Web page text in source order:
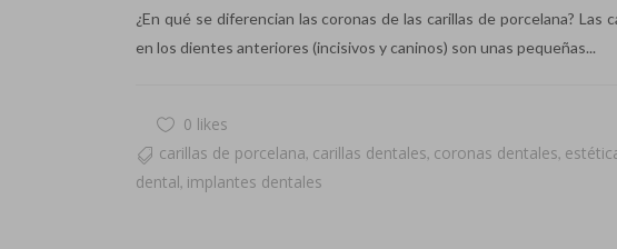
¿En qué se diferencian las coronas de las carillas de porcelana?
en los dientes anteriores (incisivos y caninos) son unas pequeñas...
0 likes
carillas de porcelana, carillas dentales, coronas dentales,
dental, implantes dentales